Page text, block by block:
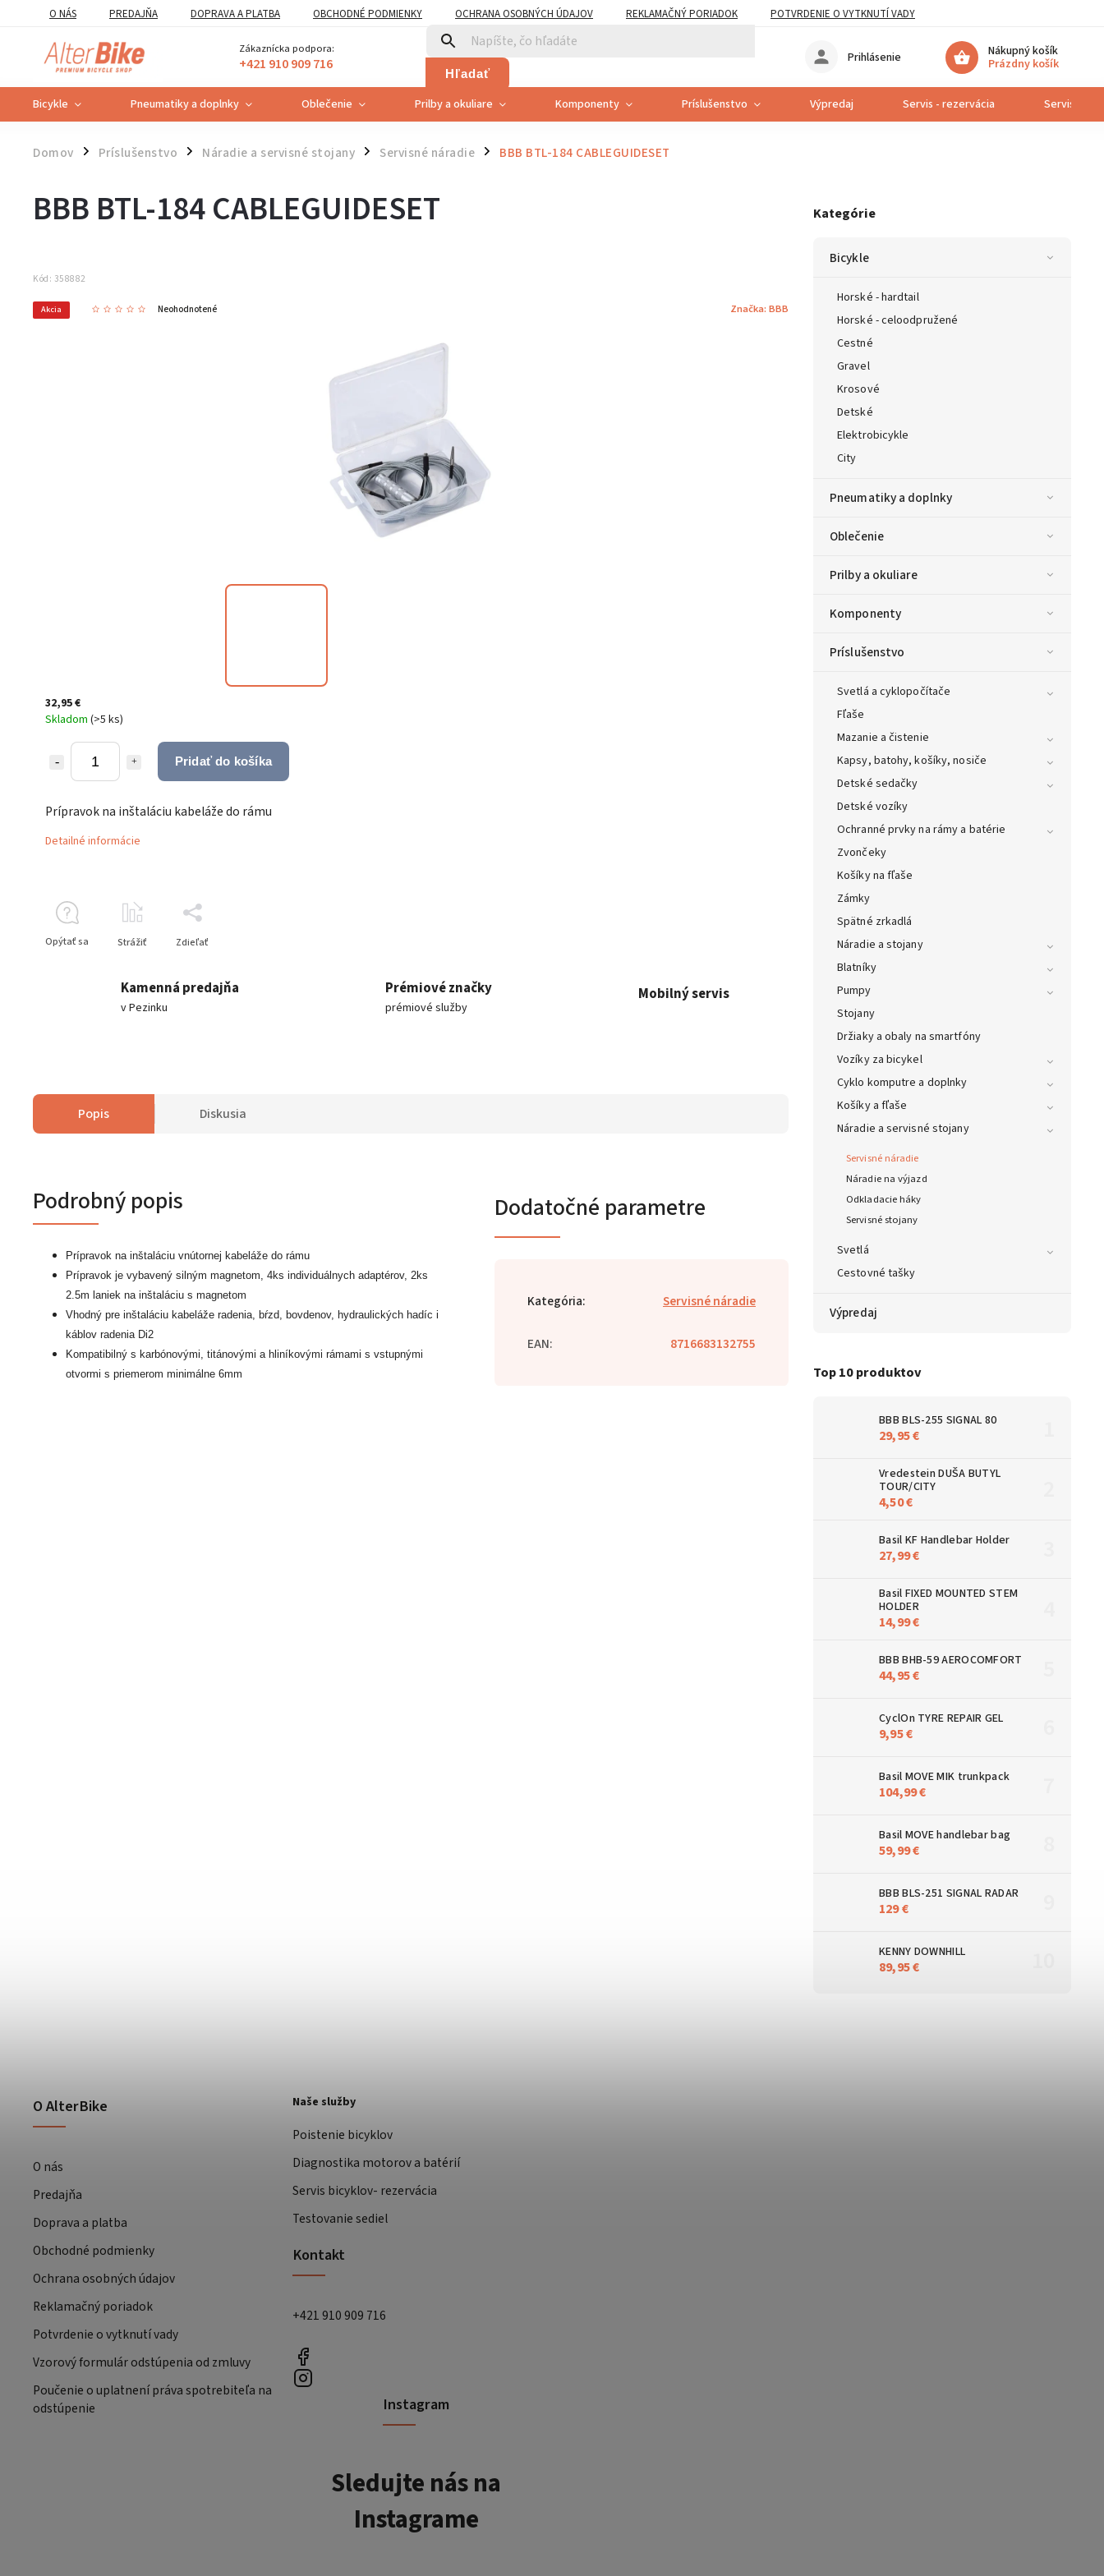
O NÁS PREDAJŇA DOPRAVA A PLATBA OBCHODNÉ PODMIENKY OCHRANA OSOBNÝCH ÚDAJOV REKLAMAČNÝ PORIADOK
POTVRDENIE O VYTKNUTÍ VADY
POUČENIE O UPLATNENÍ PRÁVA SPOTREBITEĽA NA ODSTÚPENIE
Zákaznícka podpora:
+421 910 909 716 Hľadať
Nákupný košík
Prázdny košík
Prihlásenie
Bicykle Pneumatiky a doplnky Oblečenie Prilby a okuliare Komponenty Príslušenstvo Výpredaj Servis - rezervácia Servis
Domov / Príslušenstvo / Náradie a servisné stojany / Servisné náradie / BBB BTL-184 CABLEGUIDESET
Kategórie
Bicykle
Horské - hardtail
Horské - celoodpružené
Cestné
Gravel
Krosové
Detské
Elektrobicykle
City
Pneumatiky a doplnky
Oblečenie
Prilby a okuliare
Komponenty
Príslušenstvo
Svetlá a cyklopočítače
Fľaše
Mazanie a čistenie
Kapsy, batohy, košíky, nosiče
Detské sedačky
Detské vozíky
Ochranné prvky na rámy a batérie
Zvončeky
Košíky na fľaše
Zámky
Spätné zrkadlá
Náradie a stojany
Blatníky
Pumpy
Stojany
Držiaky a obaly na smartfóny
Vozíky za bicykel
Cyklo komputre a doplnky
Košíky a fľaše
Náradie a servisné stojany
Servisné náradie
Náradie na výjazd
Odkladacie háky
Servisné stojany
Svetlá
Cestovné tašky
Výpredaj
Top 10 produktov
BBB BLS-255 SIGNAL 80
29,95 €
Vredestein DUŠA BUTYL
TOUR/CITY
4,50 €
Basil KF Handlebar Holder
27,99 €
Basil FIXED MOUNTED STEM
HOLDER
14,99 €
BBB BHB-59 AEROCOMFORT
44,95 €
CyclOn TYRE REPAIR GEL
9,95 €
Basil MOVE MIK trunkpack
104,99 €
Basil MOVE handlebar bag
59,99 €
BBB BLS-251 SIGNAL RADAR
129 €
KENNY DOWNHILL
89,95 €
BBB BTL-184 CABLEGUIDESET
Kód: 358882
Akcia Neohodnotené Značka: BBB
32,95 €
Skladom (>5 ks)
Pridať do košíka
Prípravok na inštaláciu kabeláže do rámu
Detailné informácie
Opýtať sa Strážiť Zdieľať
Kamenná predajňa
v Pezinku
Prémiové značky
prémiové služby
Mobilný servis
Popis Diskusia
Podrobný popis
Prípravok na inštaláciu vnútornej kabeláže do rámu
Prípravok je vybavený silným magnetom, 4ks individuálnych adaptérov, 2ks
2.5m laniek na inštaláciu s magnetom
Vhodný pre inštaláciu kabeláže radenia, bŕzd, bovdenov, hydraulických hadíc i
káblov radenia Di2
Kompatibilný s karbónovými, titánovými a hliníkovými rámami s vstupnými
otvormi s priemerom minimálne 6mm
Dodatočné parametre
Kategória: Servisné náradie
EAN: 8716683132755
O AlterBike
O nás
Predajňa
Doprava a platba
Obchodné podmienky
Ochrana osobných údajov
Reklamačný poriadok
Potvrdenie o vytknutí vady
Vzorový formulár odstúpenia od zmluvy
Poučenie o uplatnení práva spotrebiteľa na
odstúpenie
Naše služby
Poistenie bicyklov
Diagnostika motorov a batérií
Servis bicyklov- rezervácia
Testovanie sediel
Kontakt
+421 910 909 716
Instagram
Sledujte nás na
Instagrame